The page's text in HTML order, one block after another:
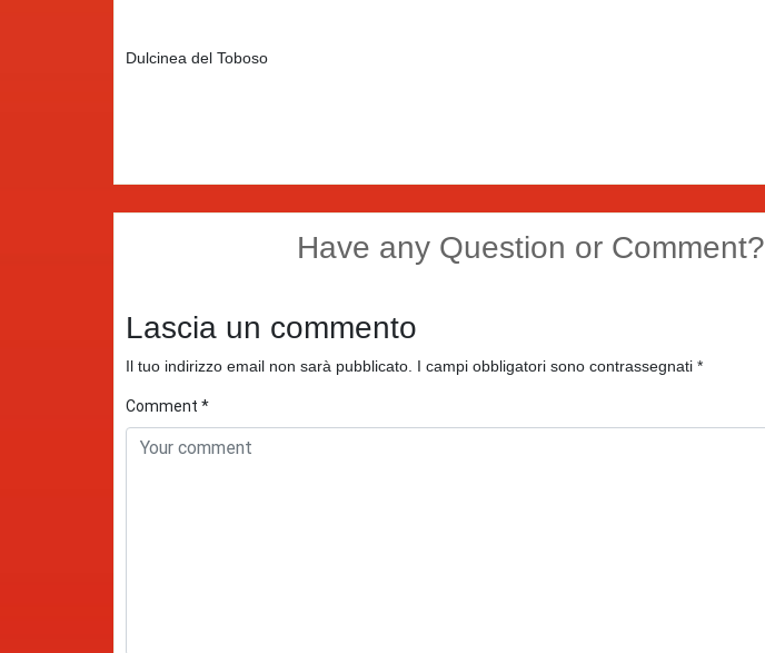
Dulcinea del Toboso
Have any Question or Comment?
Lascia un commento
Il tuo indirizzo email non sarà pubblicato. I campi obbligatori sono contrassegnati *
Comment *